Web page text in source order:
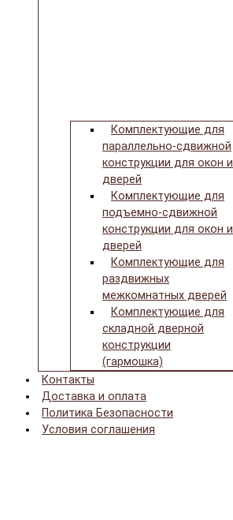
Комплектующие для
параллельно-сдвижной
конструкции для окон и
дверей
Комплектующие для
подъемно-сдвижной
конструкции для окон и
дверей
Комплектующие для
раздвижных
межкомнатных дверей
Комплектующие для
складной дверной
конструкции
(гармошка)
Контакты
Доставка и оплата
Политика Безопасности
Условия соглашения